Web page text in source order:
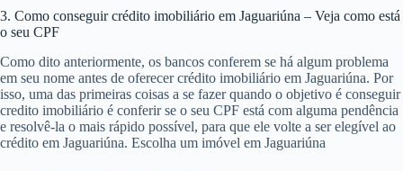
3. Como conseguir crédito imobiliário em Jaguariúna – Veja como está
o seu CPF
Como dito anteriormente, os bancos conferem se há algum problema
em seu nome antes de oferecer crédito imobiliário em Jaguariúna. Por
isso, uma das primeiras coisas a se fazer quando o objetivo é conseguir
credito imobiliário é conferir se o seu CPF está com alguma pendência
e resolvê-la o mais rápido possível, para que ele volte a ser elegível ao
crédito em Jaguariúna. Escolha um imóvel em Jaguariúna